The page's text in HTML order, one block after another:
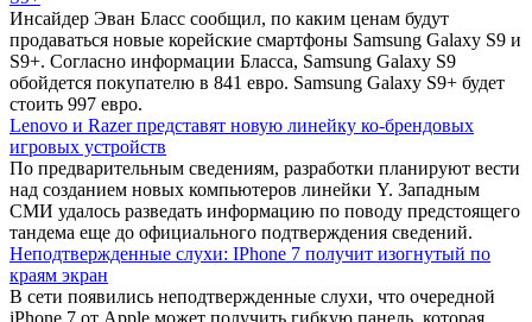
Инсайдер Эван Бласс сообщил, по каким ценам будут
продаваться новые корейские смартфоны Samsung Galaxy S9 и
S9+. Согласно информации Бласса, Samsung Galaxy S9
обойдется покупателю в 841 евро. Samsung Galaxy S9+ будет
стоить 997 евро.
Lenovo и Razer представят новую линейку ко-брендовых
игровых устройств
По предварительным сведениям, разработки планируют вести
над созданием новых компьютеров линейки Y. Западным
СМИ удалось разведать информацию по поводу предстоящего
тандема еще до официального подтверждения сведений.
Неподтвержденные слухи: IPhone 7 получит изогнутый по
краям экран
В сети появились неподтвержденные слухи, что очередной
iPhone 7 от Apple может получить гибкую панель, которая